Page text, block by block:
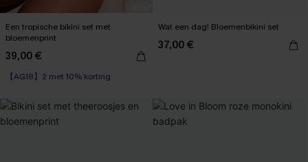
Een tropische bikini set met
bloemenprint
39,00 €
【AG18】2 met 10% korting
Wat een dag! Bloemenbikini set
37,00 €